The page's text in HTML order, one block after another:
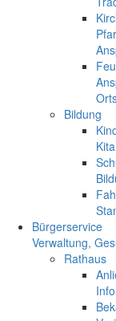
Bildung
Bürgerservice
Verwaltung,
Rathaus